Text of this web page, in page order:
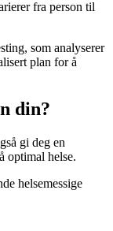
fra person til
som analyserer
plan for å
din?
gi deg en
optimal helse.
helsemessige